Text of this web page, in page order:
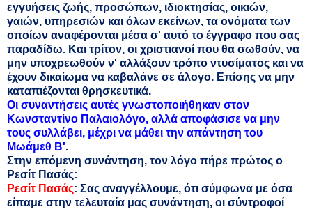
εγγυήσεις ζωής, προσώπων, ιδιοκτησίας, οικιών,
γαιών, υπηρεσιών και όλων εκείνων, τα ονόματα των
οποίων αναφέρονται μέσα σ' αυτό το έγγραφο που σας
παραδίδω. Και τρίτον, οι χριστιανοί που θα σωθούν, να
μην υποχρεωθούν ν' αλλάξουν τρόπο ντυσίματος και να
έχουν δικαίωμα να καβαλάνε σε άλογο. Επίσης να μην
καταπιέζονται θρησκευτικά.
Οι συναντήσεις αυτές γνωστοποιήθηκαν στον
Κωνσταντίνο Παλαιολόγο, αλλά αποφάσισε να μην
τους συλλάβει, μέχρι να μάθει την απάντηση του
Μωάμεθ Β'.
Στην επόμενη συνάντηση, τον λόγο πήρε πρώτος ο
Ρεσίτ Πασάς:
Ρεσίτ Πασάς: Σας αναγγέλλουμε, ότι σύμφωνα με όσα
είπαμε στην τελευταία μας συνάντηση, οι σύντροφοί